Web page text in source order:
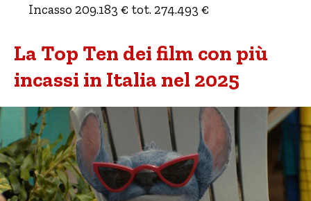
Incasso 209.183 € tot. 274.493 €
La Top Ten dei film con più
incassi in Italia nel 2025